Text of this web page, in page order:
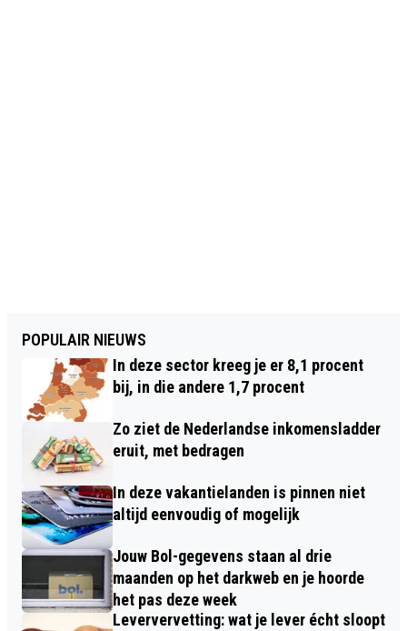
POPULAIR NIEUWS
In deze sector kreeg je er 8,1 procent
bij, in die andere 1,7 procent
Zo ziet de Nederlandse inkomensladder
eruit, met bedragen
In deze vakantielanden is pinnen niet
altijd eenvoudig of mogelijk
Jouw Bol-gegevens staan al drie
maanden op het darkweb en je hoorde
het pas deze week
Leververvetting: wat je lever écht sloopt